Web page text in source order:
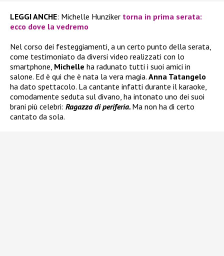
LEGGI ANCHE: Michelle Hunziker torna in prima serata:
ecco dove la vedremo
Nel corso dei festeggiamenti, a un certo punto della serata,
come testimoniato da diversi video realizzati con lo
smartphone, Michelle ha radunato tutti i suoi amici in
salone. Ed è qui che è nata la vera magia. Anna Tatangelo
ha dato spettacolo. La cantante infatti durante il karaoke,
comodamente seduta sul divano, ha intonato uno dei suoi
brani più celebri: Ragazza di periferia. Ma non ha di certo
cantato da sola.